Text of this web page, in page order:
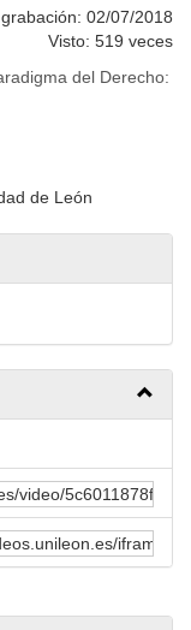
02/07/2018
Visto: 519 veces
del Derecho:
de León